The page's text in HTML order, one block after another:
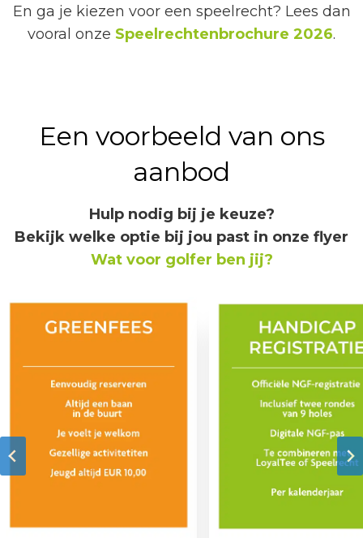
En ga je kiezen voor een speelrecht? Lees dan
vooral onze Speelrechtenbrochure 2026.
Een voorbeeld van ons
aanbod
Hulp nodig bij je keuze?
Bekijk welke optie bij jou past in onze flyer
Wat voor golfer ben jij?